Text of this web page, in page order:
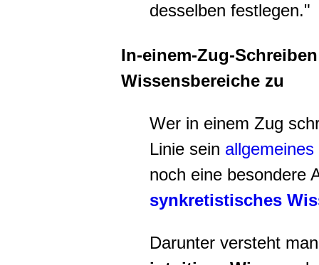
desselben festlegen."
In-einem-Zug-
Wissensbereiche zu
Wer in einem Zug
Linie sein
noch eine besondere
synkretistisches
Darunter versteht